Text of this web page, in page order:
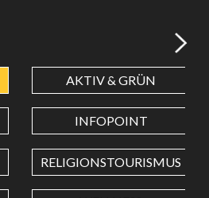
AKTIV & GRÜN
INFOPOINT
RELIGIONSTOURISMUS